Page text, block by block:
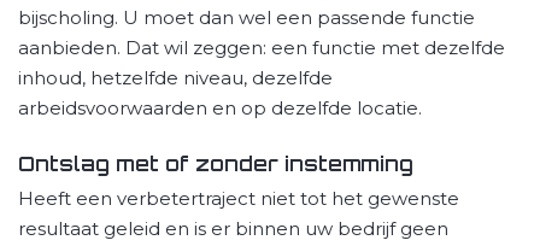
bijscholing. U moet dan wel een passende functie
aanbieden. Dat wil zeggen: een functie met dezelfde
inhoud, hetzelfde niveau, dezelfde
arbeidsvoorwaarden en op dezelfde locatie.
Ontslag met of zonder instemming
Heeft een verbetertraject niet tot het gewenste
resultaat geleid en is er binnen uw bedrijf geen